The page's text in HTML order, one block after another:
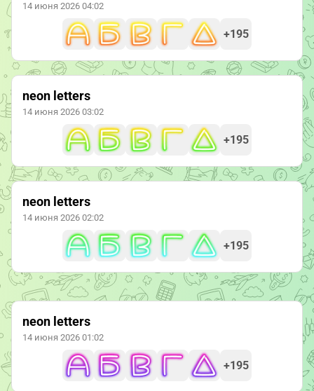
14 июня 2026 04:02
+195
neon letters
14 июня 2026 03:02
+195
neon letters
14 июня 2026 02:02
+195
neon letters
14 июня 2026 01:02
+195